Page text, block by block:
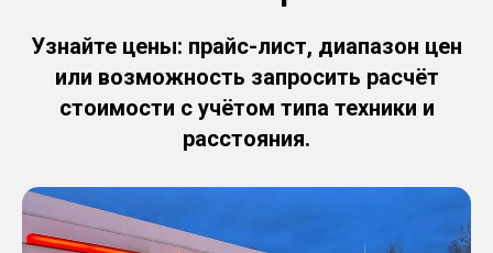
Узнайте цены: прайс-лист, диапазон цен
или возможность запросить расчёт
стоимости с учётом типа техники и
расстояния.